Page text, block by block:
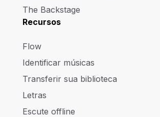
The Backstage
Recursos
Flow
Identificar músicas
Transferir sua biblioteca
Letras
Escute offline